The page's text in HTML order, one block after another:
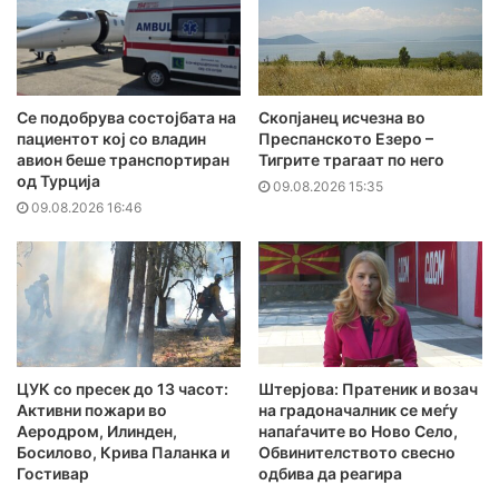
Се подобрува состојбата на
пациентот кој со владин
авион беше транспортиран
од Турција
09.08.2026 16:46
Скопјанец исчезна во
Преспанското Езеро –
Тигрите трагаат по него
09.08.2026 15:35
ЦУК со пресек до 13 часот:
Активни пожари во
Аеродром, Илинден,
Босилово, Крива Паланка и
Гостивар
Штерјова: Пратеник и возач
на градоначалник се меѓу
напаѓачите во Ново Село,
Обвинителството свесно
одбива да реагира